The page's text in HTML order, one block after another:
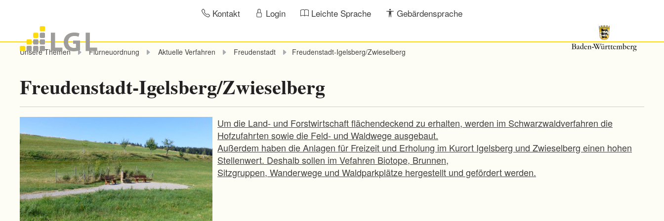
Kontakt Login Leichte Sprache Gebärdensprache
Unsere Themen Flurneuordnung Aktuelle Verfahren Freudenstadt Freudenstadt-Igelsberg/Zwieselberg
Freudenstadt-Igelsberg/Zwieselberg
Um die Land- und Forstwirtschaft flächendeckend zu erhalten, werden im Schwarzwaldverfahren die
Hofzufahrten sowie die Feld- und Waldwege ausgebaut.
Außerdem haben die Anlagen für Freizeit und Erholung im Kurort Igelsberg und Zwieselberg einen hohen
Stellenwert. Deshalb sollen im Vefahren Biotope, Brunnen,
Sitzgruppen, Wanderwege und Waldparkplätze hergestellt und gefördert werden.